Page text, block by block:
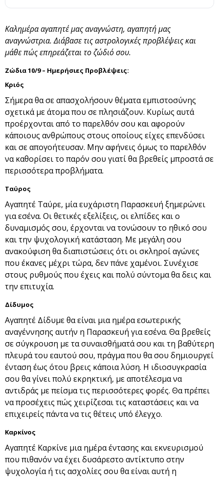
Καλημέρα αγαπητέ μας αναγνώστη, αγαπητή μας
αναγνώστρια. Διάβασε τις αστρολογικές προβλέψεις και
μάθε πώς επηρεάζεται το ζώδιό σου.
Ζώδια 10/9 – Ημερήσιες Προβλέψεις:
Κριός
Σήμερα θα σε απασχολήσουν θέματα εμπιστοσύνης
σχετικά με άτομα που σε πλησιάζουν. Κυρίως αυτά
προέρχονται από το παρελθόν σου και αφορούν
κάποιους ανθρώπους στους οποίους είχες επενδύσει
και σε απογοήτευσαν. Μην αφήνεις όμως το παρελθόν
να καθορίσει το παρόν σου γιατί θα βρεθείς μπροστά σε
περισσότερα προβλήματα.
Ταύρος
Αγαπητέ Ταύρε, μία ευχάριστη Παρασκευή ξημερώνει
για εσένα. Οι θετικές εξελίξεις, οι ελπίδες και ο
δυναμισμός σου, έρχονται να τονώσουν το ηθικό σου
και την ψυχολογική κατάσταση. Με μεγάλη σου
ανακούφιση θα διαπιστώσεις ότι οι σκληροί αγώνες
που έκανες μέχρι τώρα, δεν πάνε χαμένοι. Συνέχισε
στους ρυθμούς που έχεις και πολύ σύντομα θα δεις και
την επιτυχία.
Δίδυμος
Αγαπητέ Δίδυμε θα είναι μια ημέρα εσωτερικής
αναγέννησης αυτήν η Παρασκευή για εσένα. Θα βρεθείς
σε σύγκρουση με τα συναισθήματά σου και τη βαθύτερη
πλευρά του εαυτού σου, πράγμα που θα σου δημιουργεί
ένταση έως ότου βρεις κάποια λύση. Η ιδιοσυγκρασία
σου θα γίνει πολύ εκρηκτική, με αποτέλεσμα να
αντιδράς με πείσμα τις περισσότερες φορές. Θα πρέπει
να προσέχεις πώς χειρίζεσαι τις καταστάσεις και να
επιχειρείς πάντα να τις θέτεις υπό έλεγχο.
Καρκίνος
Αγαπητέ Καρκίνε μια ημέρα έντασης και εκνευρισμού
που πιθανόν να έχει δυσάρεστο αντίκτυπο στην
ψυχολογία ή τις ασχολίες σου θα είναι αυτή η